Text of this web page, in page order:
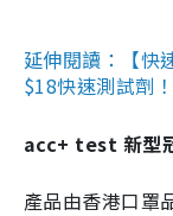
延伸閱讀：【快
$18快速測試劑
acc+ test 新型
產品由香港口罩